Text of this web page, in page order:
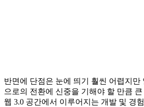
반면에 단점은 눈에 띄기 훨씬 어렵지만
으로의 전환에 신중을 기해야 할 만큼
웹 3.0 공간에서 이루어지는 개발 및 경